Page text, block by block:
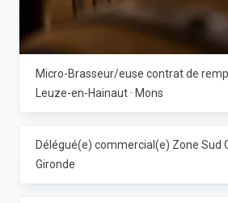
Leuze-en-Hainaut · Mons
Gironde